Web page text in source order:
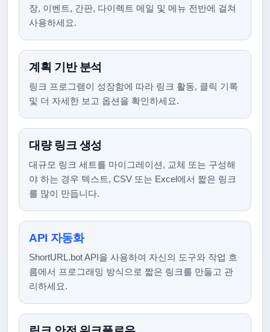
장, 이벤트, 간판, 다이렉트 메일 및 메뉴 전반에 걸쳐
사용하세요.
계획 기반 분석
링크 프로그램이 성장함에 따라 링크 활동, 클릭 기록
및 더 자세한 보고 옵션을 확인하세요.
대량 링크 생성
대규모 링크 세트를 마이그레이션, 교체 또는 구성해
야 하는 경우 텍스트, CSV 또는 Excel에서 짧은 링크
를 많이 만듭니다.
API 자동화
ShortURL.bot API을 사용하여 자신의 도구와 작업 흐
름에서 프로그래밍 방식으로 짧은 링크를 만들고 관
리하세요.